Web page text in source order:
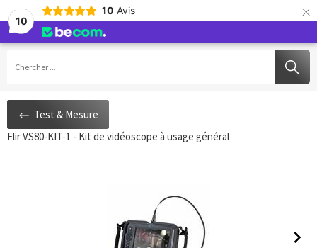
10
10 Avis ×
Test & Mesure
Flir VS80-KIT-1 - Kit de vidéoscope à usage général